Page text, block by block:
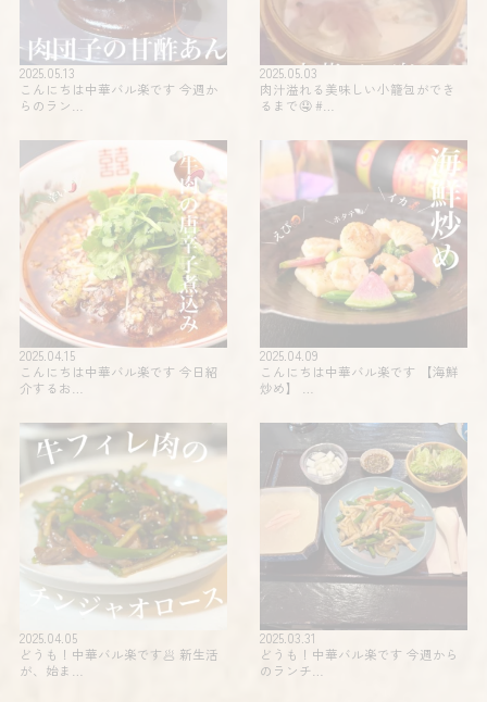
2025.05.13
こんにちは中華バル楽です 今週か
らのラン…
2025.05.03
肉汁溢れる美味しい小籠包ができ
るまで🤤 #…
2025.04.15
こんにちは中華バル楽です 今日紹
介するお…
2025.04.09
こんにちは中華バル楽です 【海鮮
炒め】 …
2025.04.05
どうも！中華バル楽です🥟 新生活
が、始ま…
2025.03.31
どうも！中華バル楽です 今週から
のランチ…